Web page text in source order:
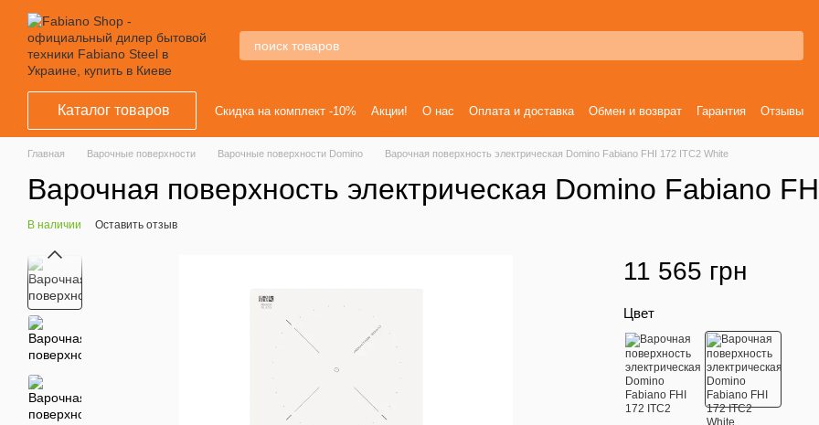
Перейти к основному контенту
Каталог товаров Скидка на комплект -10% Акции! О нас Оплата и доставка Обмен и возврат Гарантия Отзывы
Главная Варочные поверхности Варочные поверхности Domino Варочная поверхность электрическая Domino Fabiano FHI 172 ITC2 White
Варочная поверхность электрическая Domino Fabiano
В наличии Оставить отзыв
11 565 грн
Цвет